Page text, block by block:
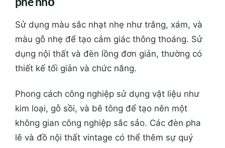
Sử dụng màu sắc nhạt nhẹ như trắng, xám, và
màu gỗ nhẹ để tạo cảm giác thông thoáng. Sử
dụng nội thất và đèn lồng đơn giản, thường có
thiết kế tối giản và chức năng.
Phong cách công nghiệp sử dụng vật liệu như
kim loại, gỗ sồi, và bê tông để tạo nên một
không gian công nghiệp sắc sảo. Các đèn pha
lê và đồ nội thất vintage có thể thêm sự quý